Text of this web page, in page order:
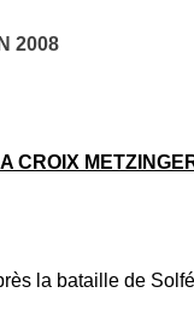
2008
CROIX
la bataille de